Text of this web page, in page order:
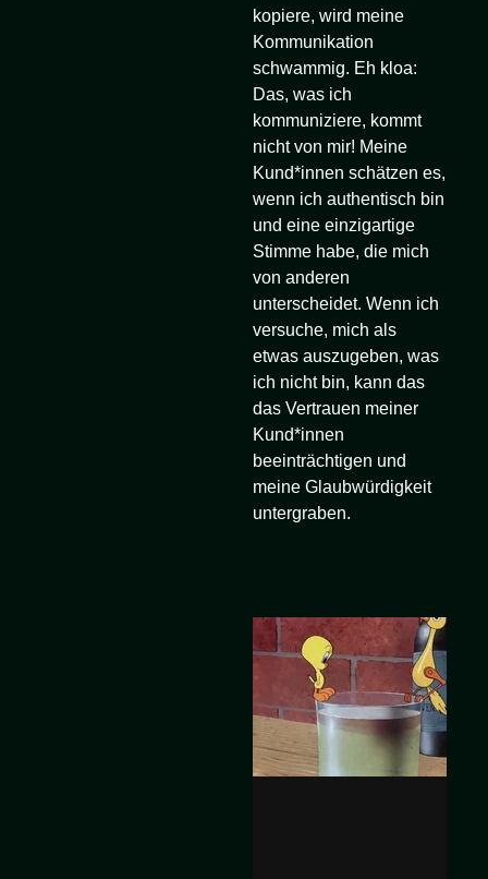
kopiere, wird meine
Kommunikation
schwammig. Eh kloa:
Das, was ich
kommuniziere, kommt
nicht von mir! Meine
Kund*innen schätzen es,
wenn ich authentisch bin
und eine einzigartige
Stimme habe, die mich
von anderen
unterscheidet. Wenn ich
versuche, mich als
etwas auszugeben, was
ich nicht bin, kann das
das Vertrauen meiner
Kund*innen
beeinträchtigen und
meine Glaubwürdigkeit
untergraben.